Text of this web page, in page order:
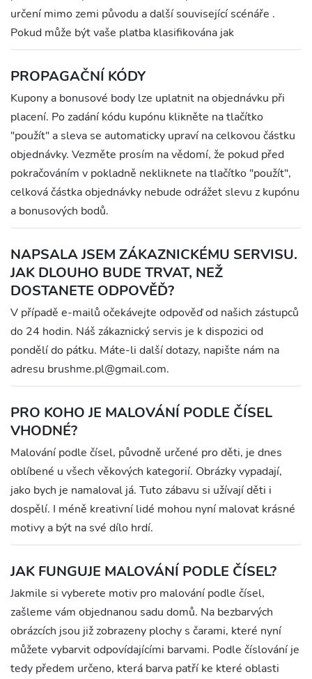
určení mimo zemi původu a další související scénáře .
Pokud může být vaše platba klasifikována jak
PROPAGAČNÍ KÓDY
Kupony a bonusové body lze uplatnit na objednávku při
placení. Po zadání kódu kupónu klikněte na tlačítko
"použít" a sleva se automaticky upraví na celkovou částku
objednávky. Vezměte prosím na vědomí, že pokud před
pokračováním v pokladně nekliknete na tlačítko "použít",
celková částka objednávky nebude odrážet slevu z kupónu
a bonusových bodů.
NAPSALA JSEM ZÁKAZNICKÉMU SERVISU.
JAK DLOUHO BUDE TRVAT, NEŽ
DOSTANETE ODPOVĚĎ?
V případě e-mailů očekávejte odpověď od našich zástupců
do 24 hodin. Náš zákaznický servis je k dispozici od
pondělí do pátku. Máte-li další dotazy, napište nám na
adresu brushme.pl@gmail.com.
PRO KOHO JE MALOVÁNÍ PODLE ČÍSEL
VHODNÉ?
Malování podle čísel, původně určené pro děti, je dnes
oblíbené u všech věkových kategorií. Obrázky vypadají,
jako bych je namaloval já. Tuto zábavu si užívají děti i
dospělí. I méně kreativní lidé mohou nyní malovat krásné
motivy a být na své dílo hrdí.
JAK FUNGUJE MALOVÁNÍ PODLE ČÍSEL?
Jakmile si vyberete motiv pro malování podle čísel,
zašleme vám objednanou sadu domů. Na bezbarvých
obrázcích jsou již zobrazeny plochy s čarami, které nyní
můžete vybarvit odpovídajícími barvami. Podle číslování je
tedy předem určeno, která barva patří ke které oblasti